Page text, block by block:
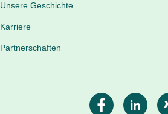
Unsere Geschichte
Karriere
Partnerschaften